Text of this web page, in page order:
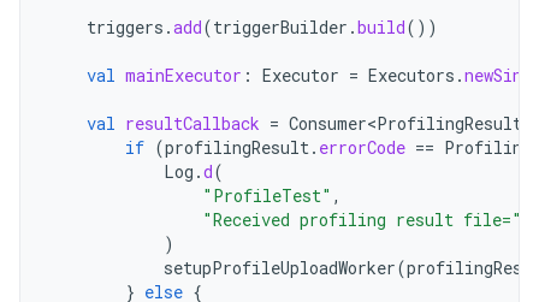
triggers .add(triggerBuilder .build())
val mainExecutor : Executor = Executors .
val resultCallback = Consumer<ProfilingResult>
if (profilingResult. errorCode ==
Log .d(
"ProfileTest" ,
"Received profiling result file="
)
setupProfileUploadWorker(
} else {